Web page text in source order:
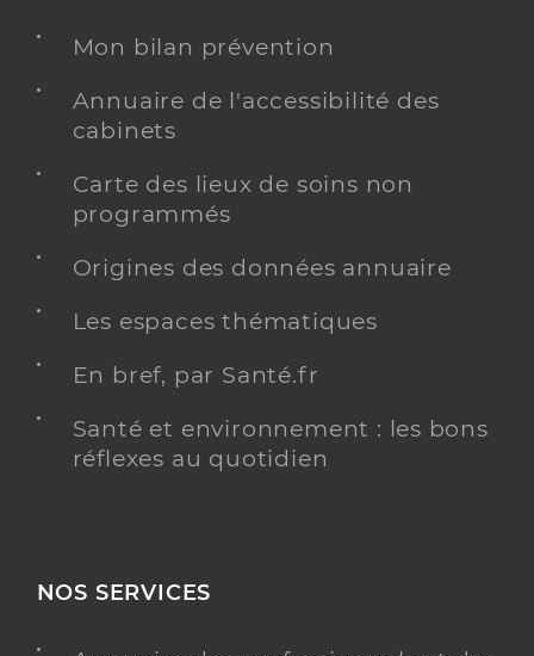
Mon bilan prévention
Annuaire de l'accessibilité des
cabinets
Carte des lieux de soins non
programmés
Origines des données annuaire
Les espaces thématiques
En bref, par Santé.fr
Santé et environnement : les bons
réflexes au quotidien
NOS SERVICES